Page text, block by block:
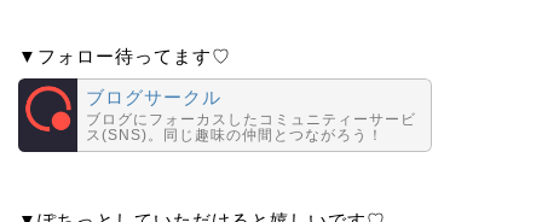
▼フォロー待ってます♡
ブログサークル
ブログにフォーカスしたコミュニティーサービ
ス(SNS)。同じ趣味の仲間とつながろう！